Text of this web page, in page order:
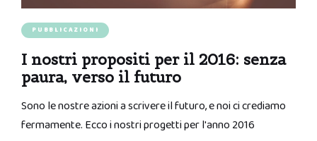
PUBBLICAZIONI
I nostri propositi per il 2016: senza
paura, verso il futuro
Sono le nostre azioni a scrivere il futuro, e noi ci crediamo
fermamente. Ecco i nostri progetti per l'anno 2016